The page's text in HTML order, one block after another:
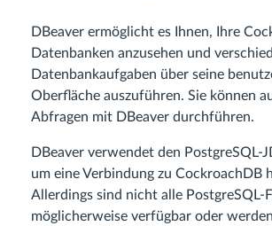
DBeaver ermöglicht es Ihnen, Ihre
Datenbanken anzusehen und
Datenbankaufgaben über seine
Oberfläche auszuführen. Sie können
Abfragen mit DBeaver durchführen.
DBeaver verwendet den PostgreSQL-
um eine Verbindung zu CockroachDB
Allerdings sind nicht alle PostgreSQL-
möglicherweise verfügbar oder